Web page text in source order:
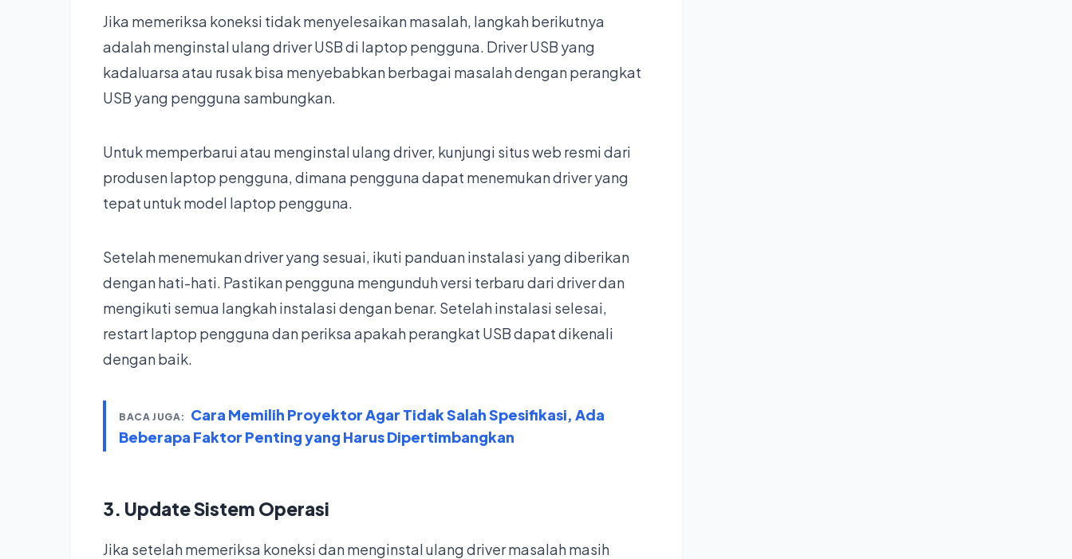
Jika memeriksa koneksi tidak menyelesaikan masalah, langkah berikutnya
adalah menginstal ulang driver USB di laptop pengguna. Driver USB yang
kadaluarsa atau rusak bisa menyebabkan berbagai masalah dengan perangkat
USB yang pengguna sambungkan.
Untuk memperbarui atau menginstal ulang driver, kunjungi situs web resmi dari
produsen laptop pengguna, dimana pengguna dapat menemukan driver yang
tepat untuk model laptop pengguna.
Setelah menemukan driver yang sesuai, ikuti panduan instalasi yang diberikan
dengan hati-hati. Pastikan pengguna mengunduh versi terbaru dari driver dan
mengikuti semua langkah instalasi dengan benar. Setelah instalasi selesai,
restart laptop pengguna dan periksa apakah perangkat USB dapat dikenali
dengan baik.
BACA JUGA:
Cara Memilih Proyektor Agar Tidak Salah Spesifikasi, Ada
Beberapa Faktor Penting yang Harus Dipertimbangkan
3. Update Sistem Operasi
Jika setelah memeriksa koneksi dan menginstal ulang driver masalah masih